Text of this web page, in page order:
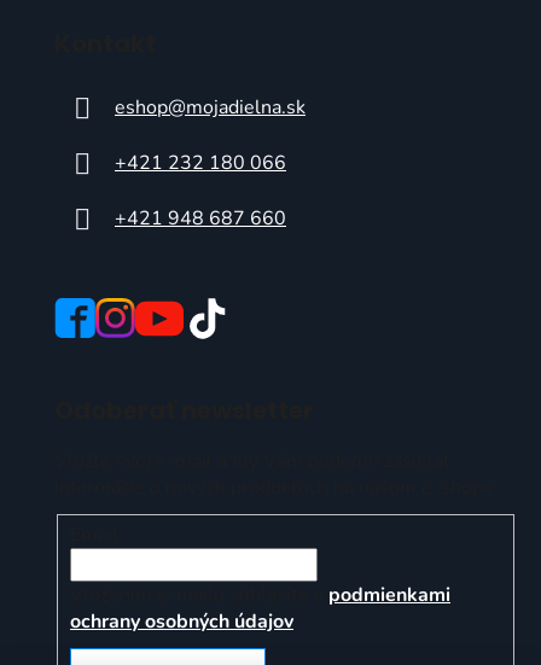
eshop@mojadielna.sk
+421 232 180 066
+421 948 687 660
podmienkami
ochrany osobných údajov